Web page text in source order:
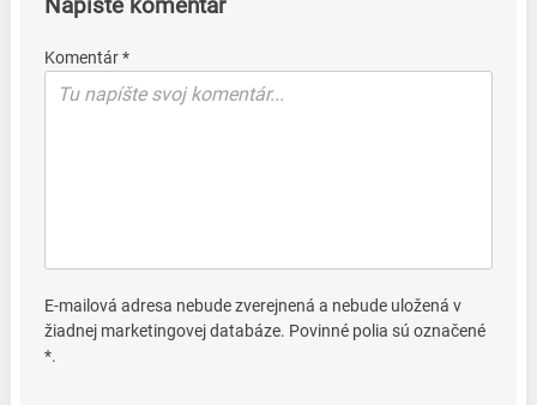
Napíšte komentár
Komentár *
E-mailová adresa nebude zverejnená a nebude uložená v
žiadnej marketingovej databáze. Povinné polia sú označené
*.